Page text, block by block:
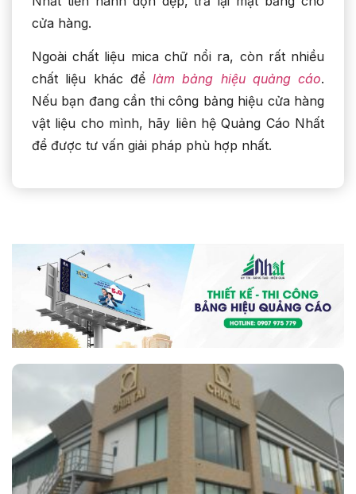
cửa hàng.
Ngoài chất liệu mica chữ nổi ra, còn rất nhiều
chất liệu khác để làm bảng hiệu quảng cáo.
Nếu bạn đang cần thi công bảng hiệu cửa hàng
vật liệu cho mình, hãy liên hệ Quảng Cáo Nhất
để được tư vấn giải pháp phù hợp nhất.